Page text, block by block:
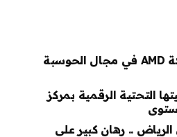
كيف تنافس شركة AMD في مجال الحوسبة
التحتية الرقمية بمركز
.. رهان كبير على